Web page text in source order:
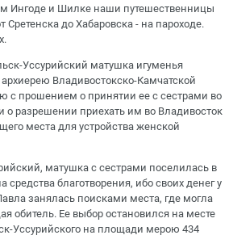
Ингоде и Шилке наши путешественницы
Сретенска до Хабаровска - на пароходе.
Уссурийский матушка игуменья
Владивостокско-Камчатской
с прошением о принятии ее с сестрами во
о разрешении приехать им во Владивосток
места для устройства женской
матушка с сестрами поселилась в
благотворения, ибо своих денег у
занялась поисками места, где могла
обитель. Ее выбор остановился на месте
Уссурийского на площади мерою 434